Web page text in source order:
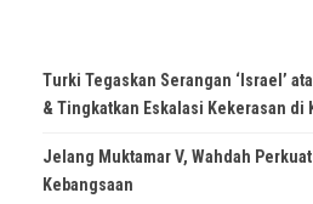
Turki Tegaskan Serangan ‘Israel’
& Tingkatkan Eskalasi Kekerasan di
Jelang Muktamar V, Wahdah
Kebangsaan